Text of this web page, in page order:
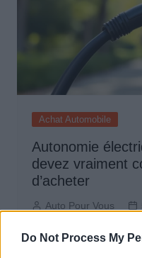
Do Not Process My
Achat Automobile
Autonomie
devez vraiment
d’acheter
Auto Pour Vous